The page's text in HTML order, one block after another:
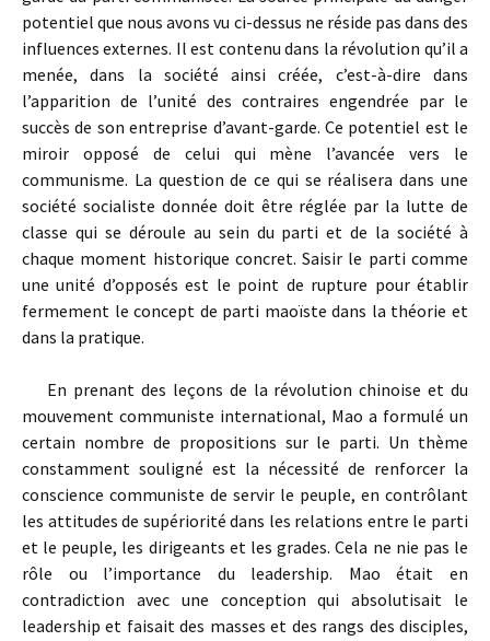
potentiel que nous avons vu ci-dessus ne réside pas dans des
influences externes. Il est contenu dans la révolution qu’il a
menée, dans la société ainsi créée, c’est-à-dire dans
l’apparition de l’unité des contraires engendrée par le
succès de son entreprise d’avant-garde. Ce potentiel est le
miroir opposé de celui qui mène l’avancée vers le
communisme. La question de ce qui se réalisera dans une
société socialiste donnée doit être réglée par la lutte de
classe qui se déroule au sein du parti et de la société à
chaque moment historique concret. Saisir le parti comme
une unité d’opposés est le point de rupture pour établir
fermement le concept de parti maoïste dans la théorie et
dans la pratique.
En prenant des leçons de la révolution chinoise et du
mouvement communiste international, Mao a formulé un
certain nombre de propositions sur le parti. Un thème
constamment souligné est la nécessité de renforcer la
conscience communiste de servir le peuple, en contrôlant
les attitudes de supériorité dans les relations entre le parti
et le peuple, les dirigeants et les grades. Cela ne nie pas le
rôle ou l’importance du leadership. Mao était en
contradiction avec une conception qui absolutisait le
leadership et faisait des masses et des rangs des disciples,